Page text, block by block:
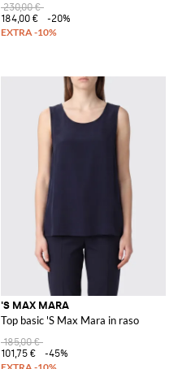
230,00 €
184,00 €
-20%
'S MAX MARA
Top basic 'S Max Mara in raso
185,00 €
101,75 €
-45%